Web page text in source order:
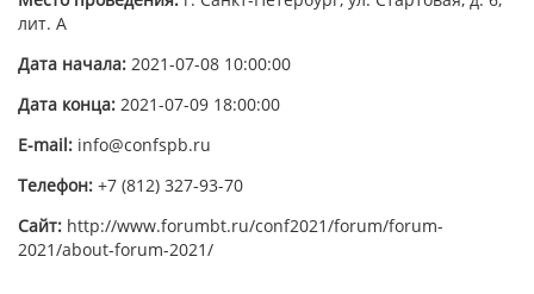
лит. А
Дата начала: 2021-07-08 10:00:00
Дата конца: 2021-07-09 18:00:00
E-mail: info@confspb.ru
Телефон: +7 (812) 327-93-70
Сайт: http://www.forumbt.ru/conf2021/forum/forum-
2021/about-forum-2021/